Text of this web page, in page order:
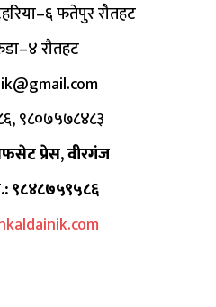
फतेपुर रौतहट
रौतहट
९८०७५७८४८३
प्रेस, वीरगंज
९८४८७५९५८६